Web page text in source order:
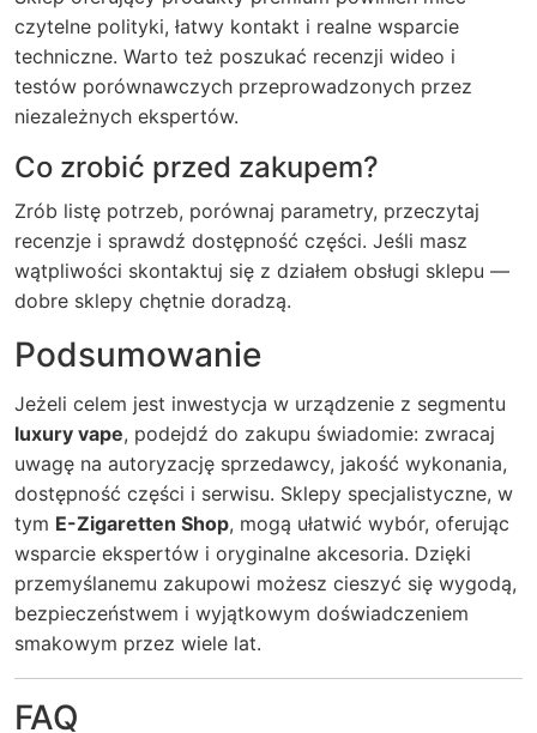
czytelne polityki, łatwy kontakt i realne wsparcie
techniczne. Warto też poszukać recenzji wideo i
testów porównawczych przeprowadzonych przez
niezależnych ekspertów.
Co zrobić przed zakupem?
Zrób listę potrzeb, porównaj parametry, przeczytaj
recenzje i sprawdź dostępność części. Jeśli masz
wątpliwości skontaktuj się z działem obsługi sklepu —
dobre sklepy chętnie doradzą.
Podsumowanie
Jeżeli celem jest inwestycja w urządzenie z segmentu
luxury vape, podejdź do zakupu świadomie: zwracaj
uwagę na autoryzację sprzedawcy, jakość wykonania,
dostępność części i serwisu. Sklepy specjalistyczne, w
tym E-Zigaretten Shop, mogą ułatwić wybór, oferując
wsparcie ekspertów i oryginalne akcesoria. Dzięki
przemyślanemu zakupowi możesz cieszyć się wygodą,
bezpieczeństwem i wyjątkowym doświadczeniem
smakowym przez wiele lat.
FAQ